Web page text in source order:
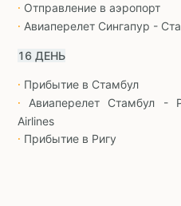
∙ Отправление в аэропорт
∙ Авиаперелет Сингапур -
16 ДЕНЬ
∙ Прибытие в Стамбул
∙
Авиаперелет Стамбул -
Airlines
∙ Прибытие в Ригу